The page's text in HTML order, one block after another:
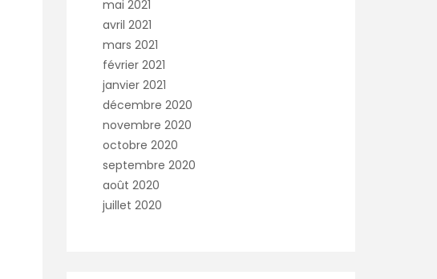
mai 2021
avril 2021
mars 2021
février 2021
janvier 2021
décembre 2020
novembre 2020
octobre 2020
septembre 2020
août 2020
juillet 2020